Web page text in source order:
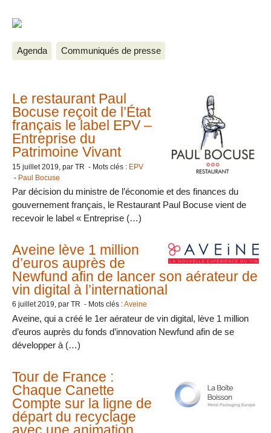
Agenda Communiqués de presse
Le restaurant Paul
Bocuse reçoit de l’État
français le label EPV –
Entreprise du
Patrimoine Vivant
15 juillet 2019 , par TR - Mots clés : EPV
- Paul Bocuse
Par décision du ministre de l’économie et des finances du
gouvernement français, le Restaurant Paul Bocuse vient de
recevoir le label « Entreprise (…)
Aveine lève 1 million
d’euros auprès de
Newfund afin de lancer son aérateur de
vin digital à l’international
6 juillet 2019, par TR - Mots clés :Aveine
Aveine, qui a créé le 1er aérateur de vin digital, lève 1 million
d’euros auprès du fonds d’innovation Newfund afin de se
développer à (…)
Tour de France :
Chaque Canette
Compte sur la ligne de
départ du recyclage